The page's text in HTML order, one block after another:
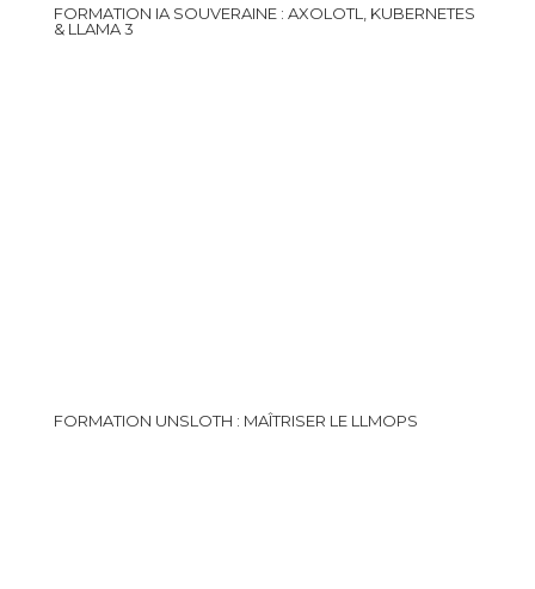
FORMATION IA SOUVERAINE : AXOLOTL, KUBERNETES
& LLAMA 3
FORMATION UNSLOTH : MAÎTRISER LE LLMOPS